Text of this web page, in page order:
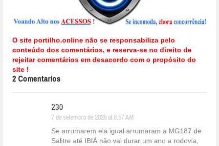
O site portilho.online não se responsabiliza pelo
conteúdo dos comentários, e reserva-se no direito de
rejeitar comentários em desacordo com o propósito do
site !
2 Comentarios
230
7 de setembro de 2025 at 8:57 AM
Se arrumarem ela igual arrumaram a MG187 de
Salitre até IBIÁ não vai durar um ano a rodovia,